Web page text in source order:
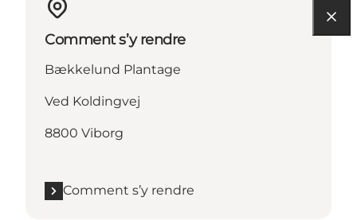
Comment s’y rendre
Bækkelund Plantage
Ved Koldingvej
8800 Viborg
Comment s’y rendre